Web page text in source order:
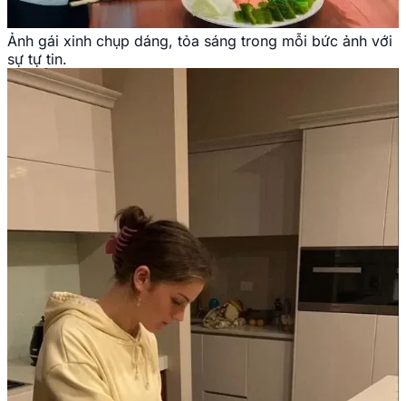
Ảnh gái xinh chụp dáng, tỏa sáng trong mỗi bức ảnh với
sự tự tin.